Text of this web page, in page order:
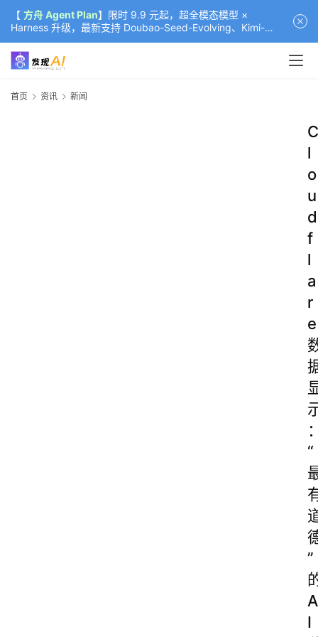
【 方舟 Agent Plan】限时 9.9 元起，超全模态模型 ×
Harness 升级，最新支持 Doubao-Seed-Evolving、Kimi-
K3（部分）、GLM-5.2
首页 资讯 新闻
C
l
o
u
d
f
l
a
r
e
“
”
A
I